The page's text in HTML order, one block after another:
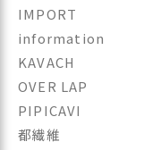
IMPORT
information
KAVACH
OVER LAP
PIPICAVI
都繊維